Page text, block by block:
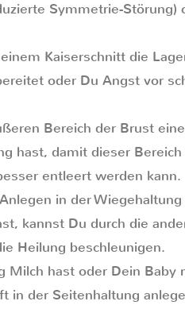
Symmetrie-
Kaiserschnitt die
oder Du Angst vor
Bereich der Brust
hast, damit dieser
entleert werden kann.
in der
kannst Du durch die
Heilung beschleunigen.
Milch hast oder Dein
in der Seitenhaltung